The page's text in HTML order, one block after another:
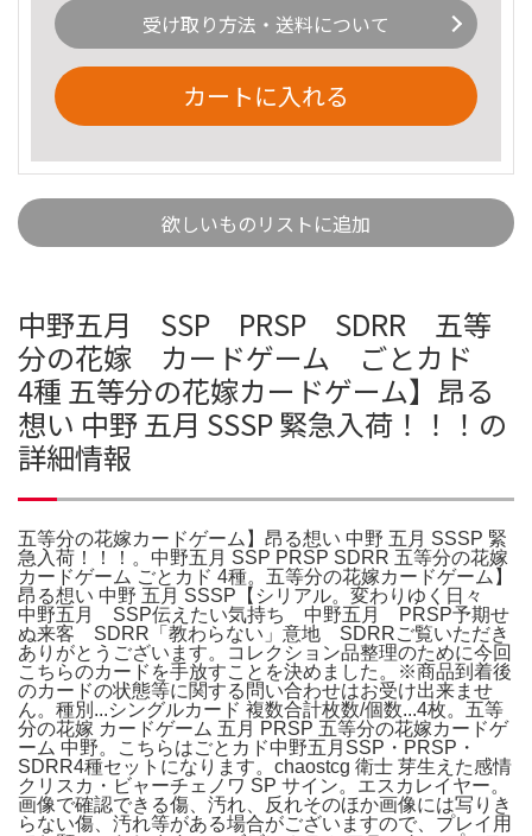
受け取り方法・送料について
カートに入れる
欲しいものリストに追加
中野五月 SSP PRSP SDRR 五等
分の花嫁 カードゲーム ごとカド
4種 五等分の花嫁カードゲーム】昂る
想い 中野 五月 SSSP 緊急入荷！！！の
詳細情報
五等分の花嫁カードゲーム】昂る想い 中野 五月 SSSP 緊
急入荷！！！。中野五月 SSP PRSP SDRR 五等分の花嫁
カードゲーム ごとカド 4種。五等分の花嫁カードゲーム】
昂る想い 中野 五月 SSSP【シリアル。変わりゆく日々
中野五月 SSP伝えたい気持ち 中野五月 PRSP予期せ
ぬ来客 SDRR「教わらない」意地 SDRRご覧いただき
ありがとうございます。コレクション品整理のために今回
こちらのカードを手放すことを決めました。※商品到着後
のカードの状態等に関する問い合わせはお受け出来ませ
ん。種別...シングルカード 複数合計枚数/個数...4枚。五等
分の花嫁 カードゲーム 五月 PRSP 五等分の花嫁カードゲ
ーム 中野。こちらはごとカド中野五月SSP・PRSP・
SDRR4種セットになります。chaostcg 衛士 芽生えた感情
クリスカ・ビャーチェノワ SP サイン。エスカレイヤー。
画像で確認できる傷、汚れ、反れそのほか画像には写りき
らない傷、汚れ等がある場合がございますので、プレイ用